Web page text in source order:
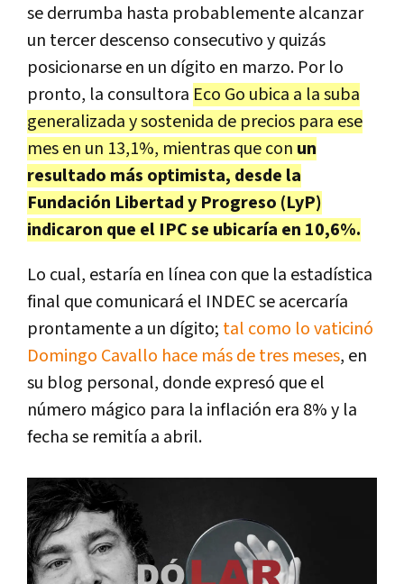
se derrumba hasta probablemente alcanzar
un tercer descenso consecutivo y quizás
posicionarse en un dígito en marzo. Por lo
pronto, la consultora Eco Go ubica a la suba
generalizada y sostenida de precios para ese
mes en un 13,1%, mientras que con un
resultado más optimista, desde la
Fundación Libertad y Progreso (LyP)
indicaron que el IPC se ubicaría en 10,6%.
Lo cual, estaría en línea con que la estadística
final que comunicará el INDEC se acercaría
prontamente a un dígito; tal como lo vaticinó
Domingo Cavallo hace más de tres meses, en
su blog personal, donde expresó que el
número mágico para la inflación era 8% y la
fecha se remitía a abril.